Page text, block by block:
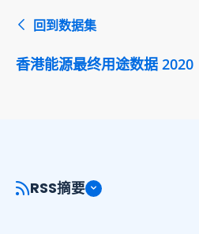
回到数据集
香港能源最终用途数据 2020
RSS摘要